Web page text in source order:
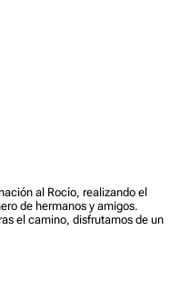
al Rocío, realizando el
de hermanos y amigos.
el camino, disfrutamos de un